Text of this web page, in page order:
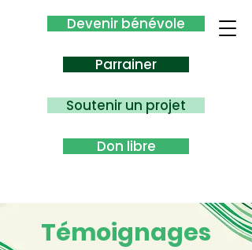
Devenir bénévole
Parrainer
Soutenir un projet
Don libre
Témoignages